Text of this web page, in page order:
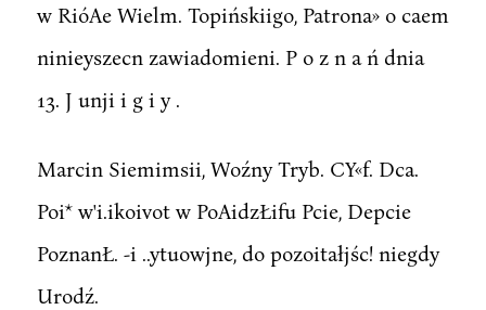
w RióAe Wielm. Topińskiigo, Patrona» o caem
ninieyszecn zawiadomieni. P o z n a ń dnia
13. J unji i g i y .
Marcin Siemimsii, Woźny Tryb. CY«f. Dca.
Poi* w'i.ikoivot w PoAidzŁifu Pcie, Depcie
PoznanŁ. -i ..ytuowjne, do pozoitałjśc! niegdy
Urodź.